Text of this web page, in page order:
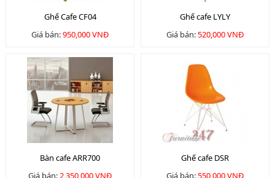
Ghế Cafe CF04
Giá bán:950,000 VNĐ
Ghế cafe LYLY
Giá bán:520,000 VNĐ
Bàn cafe ARR700
Giá bán:2,350,000 VNĐ
Ghế cafe DSR
Giá bán:550,000 VNĐ